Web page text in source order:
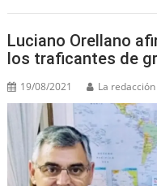
o
k
Luciano Orellano
los traficantes de
19/08/2021 La redacción